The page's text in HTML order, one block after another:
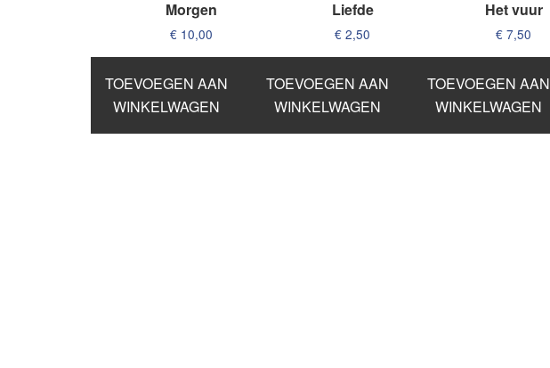
Morgen
€ 10,00
TOEVOEGEN AAN
WINKELWAGEN
Liefde
€ 2,50
TOEVOEGEN AAN
WINKELWAGEN
Het vuur
€ 7,50
TOEVOEGEN AAN
WINKELWAGEN